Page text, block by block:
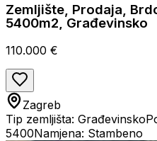
Zemljište, Prodaja,
5400m2, Građevinsko
110.000 €
Zagreb
Tip zemljišta: Građevinsko
5400Namjena: Stambeno